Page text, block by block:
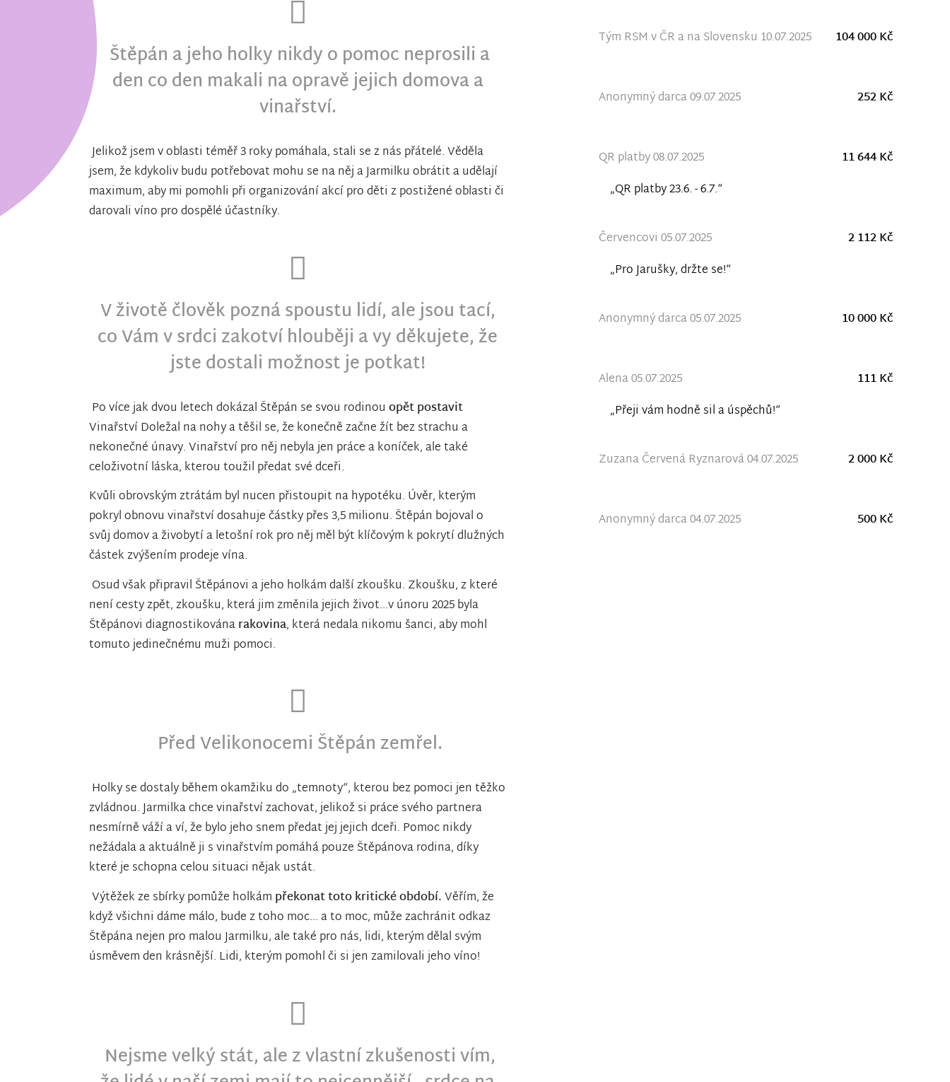
Štěpán a jeho holky nikdy o pomoc neprosili a
den co den makali na opravě jejich domova a
vinařství.
Jelikož jsem v oblasti téměř 3 roky pomáhala, stali se z nás přátelé. Věděla
jsem, že kdykoliv budu potřebovat mohu se na něj a Jarmilku obrátit a udělají
maximum, aby mi pomohli při organizování akcí pro děti z postižené oblasti či
darovali víno pro dospělé účastníky.
V životě člověk pozná spoustu lidí, ale jsou tací,
co Vám v srdci zakotví hlouběji a vy děkujete, že
jste dostali možnost je potkat!
Po více jak dvou letech dokázal Štěpán se svou rodinou opět postavit
Vinařství Doležal na nohy a těšil se, že konečně začne žít bez strachu a
nekonečné únavy. Vinařství pro něj nebyla jen práce a koníček, ale také
celoživotní láska, kterou toužil předat své dceři.
Kvůli obrovským ztrátám byl nucen přistoupit na hypotéku. Úvěr, kterým
pokryl obnovu vinařství dosahuje částky přes 3,5 milionu. Štěpán bojoval o
svůj domov a živobytí a letošní rok pro něj měl být klíčovým k pokrytí dlužných
částek zvýšením prodeje vína.
Osud však připravil Štěpánovi a jeho holkám další zkoušku. Zkoušku, z které
není cesty zpět, zkoušku, která jim změnila jejich život...v únoru 2025 byla
Štěpánovi diagnostikovánarakovina, která nedala nikomu šanci, aby mohl
tomuto jedinečnému muži pomoci.
Před Velikonocemi Štěpán zemřel.
Holky se dostaly během okamžiku do „temnoty“, kterou bez pomoci jen těžko
zvládnou. Jarmilka chce vinařství zachovat, jelikož si práce svého partnera
nesmírně váží a ví, že bylo jeho snem předat jej jejich dceři. Pomoc nikdy
nežádala a aktuálně ji s vinařstvím pomáhá pouze Štěpánova rodina, díky
které je schopna celou situaci nějak ustát.
Výtěžek ze sbírky pomůže holkám překonat toto kritické období.Věřím, že
když všichni dáme málo, bude z toho moc... a to moc, může zachránit odkaz
Štěpána nejen pro malou Jarmilku, ale také pro nás, lidi, kterým dělal svým
úsměvem den krásnější. Lidi, kterým pomohl či si jen zamilovali jeho víno!
Nejsme velký stát, ale z vlastní zkušenosti vím,
Tým RSM v ČR a na Slovensku 10.07.2025 104 000 Kč
Anonymný darca 09.07.2025 252 Kč
QR platby 08.07.2025
11 644 Kč
„QR platby 23.6. - 6.7.“
Červencovi 05.07.2025
2 112 Kč
„Pro Jarušky, držte se!“
Anonymný darca 05.07.2025 10 000 Kč
Alena 05.07.2025
111 Kč
„Přeji vám hodně sil a úspěchů!“
Zuzana Červená Ryznarová 04.07.2025 2 000 Kč
Anonymný darca 04.07.2025 500 Kč